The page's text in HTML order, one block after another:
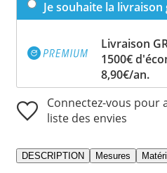
Je souhaite la
Livraison
1500€
8,90€/an.
Connectez-vous pour
liste des envies
DESCRIPTION Mesures